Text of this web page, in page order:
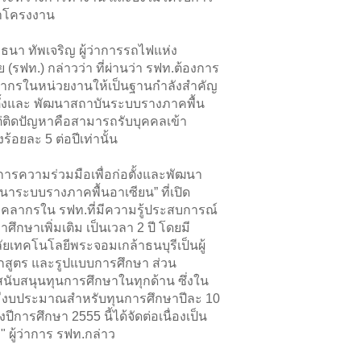
ครงงาน
ทัพเจริญ ผู้ว่าการรถไฟแห่ง
(รฟท.) กล่าวว่า ที่ผ่านว่า รฟท.ต้องการ
รในหน่วยงานให้เป็นฐานกำลังสำคัญ
และ พัฒนาสถาบันระบบรางภาคพื้น
ติดปัญหาคือสามารถรับบุคคลเข้า
ร้อยละ 5 ต่อปีเท่านั้น
ความร่วมมือเพื่อก่อตั้งและพัฒนา
ระบบรางภาคพื้นอาเซียน” ที่เปิด
ลากรใน รฟท.ที่มีความรู้ประสบการณ์
ศึกษาเพิ่มเติม เป็นเวลา 2 ปี โดยมี
เทคโนโลยีพระจอมเกล้าธนบุรีเป็นผู้
ตร และรูปแบบการศึกษา ส่วน
นับสนุนทุนการศึกษาในทุกด้าน ซึ่งใน
บประมาณสำหรับทุนการศึกษาปีละ 10
การศึกษา 2555 นี้ได้จัดต่อเนื่องเป็น
ผู้ว่าการ รฟท.กล่าว